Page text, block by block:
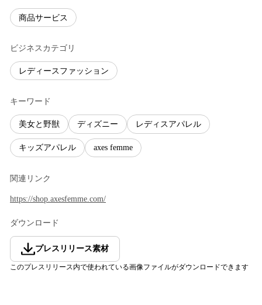
商品サービス
ビジネスカテゴリ
レディースファッション
キーワード
美女と野獣 ディズニー レディスアパレル
キッズアパレル axes femme
関連リンク
https://shop.axesfemme.com/
ダウンロード
プレスリリース素材
このプレスリリース内で使われている画像ファイルがダウンロードできます